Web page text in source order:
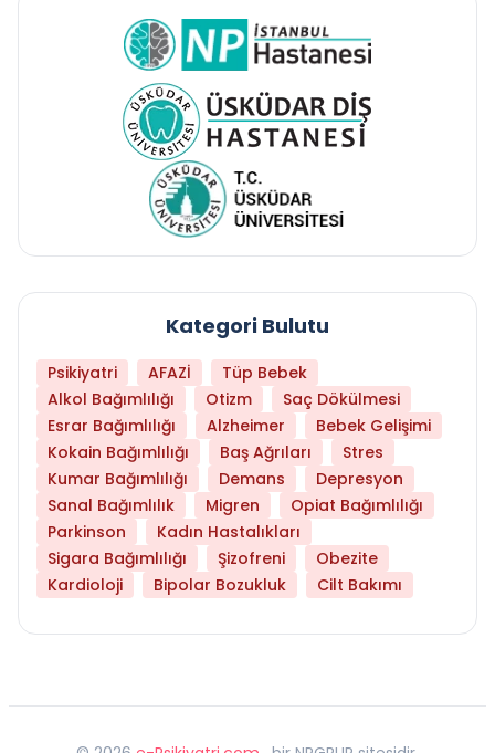
Kategori Bulutu
Psikiyatri AFAZİ
Tüp Bebek
Alkol Bağımlılığı
Otizm
Saç Dökülmesi
Esrar Bağımlılığı
Alzheimer
Bebek Gelişimi
Kokain Bağımlılığı
Baş Ağrıları
Stres
Kumar Bağımlılığı
Demans
Depresyon
Sanal Bağımlılık
Migren
Opiat Bağımlılığı
Parkinson
Kadın Hastalıkları
Sigara Bağımlılığı
Şizofreni
Obezite
Kardioloji
Bipolar Bozukluk Cilt Bakımı